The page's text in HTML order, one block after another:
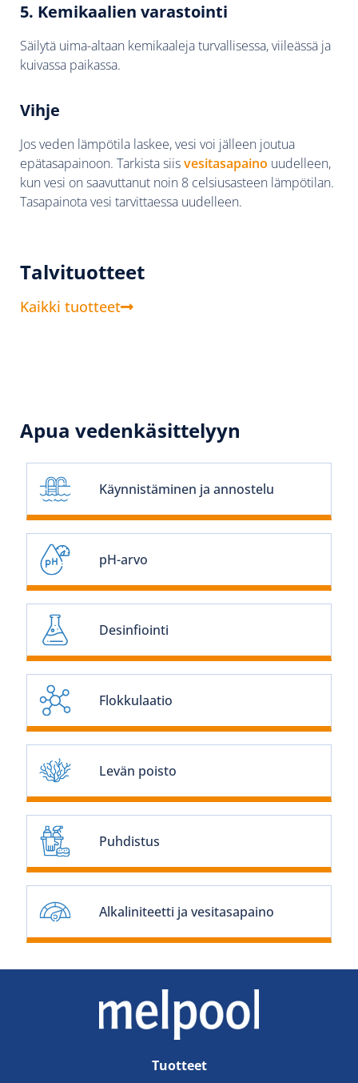
5. Kemikaalien varastointi
Säilytä uima-altaan kemikaaleja turvallisessa, viileässä ja
kuivassa paikassa.
Vihje
Jos veden lämpötila laskee, vesi voi jälleen joutua
epätasapainoon. Tarkista siisvesitasapaino uudelleen,
kun vesi on saavuttanut noin 8 celsiusasteen lämpötilan.
Tasapainota vesi tarvittaessa uudelleen.
Talvituotteet
Kaikki tuotteet
Apua vedenkäsittelyyn
Käynnistäminen ja annostelu
pH-arvo
Desinfiointi
Flokkulaatio
Levän poisto
Puhdistus
Alkaliniteetti ja vesitasapaino
Tuotteet